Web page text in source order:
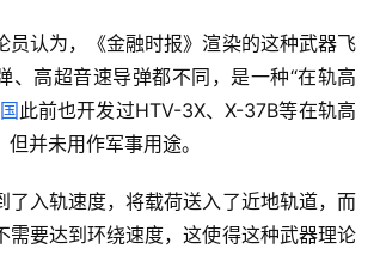
员认为，《金融时报》渲染的这种武器飞
、高超音速导弹都不同，是一种“在轨高
此前也开发过HTV-3X、X-37B等在轨高
并未用作军事用途。
了入轨速度，将载荷送入了近地轨道，而
需要达到环绕速度，这使得这种武器理论